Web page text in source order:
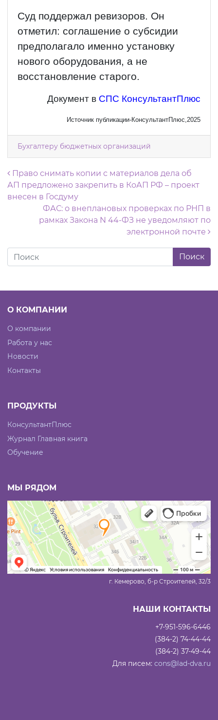
Суд поддержал ревизоров. Он
отметил: соглашение о субсидии
предполагало именно установку
нового оборудования, а не
восстановление старого.
Документ в СПС КонсультантПлюс
Источник публикации-КонсультантПлюс,2025
Бухгалтеру бюджетных организаций
Навигация по записям
Право снимать копии с материалов дела об
АП предложено закрепить в КоАП РФ – проект
внесен в Госдуму
ФАС: о внеплановых проверках по РНП в
рамках Закона N 44-ФЗ не уведомляют по
электронной почте
О КОМПАНИИ
О компании
Работа у нас
Новости
Контакты
ПРОДУКТЫ
КонсультантПлюс
Журнал Главная книга
Обучение
МЫ РЯДОМ
г. Кемерово, б-р Строителей, 32/3
НАШИ КОНТАКТЫ
+7-951-596-6446
(384-2) 74-44-44
(384-2) 37-49-44
Для писем: cons@lad-dva.ru